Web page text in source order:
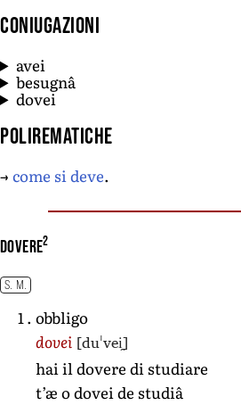
Coniugazioni
avei
besugnâ
dovei
Polirematiche
→ come si deve.
dovere2
S. M.
obbligo
dovei [duˈvei̯]
hai il dovere di studiare
t’æ o dovei de studiâ